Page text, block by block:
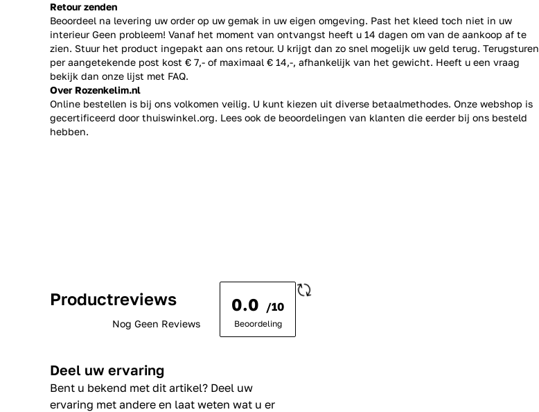
Retour zenden
Beoordeel na levering uw order op uw gemak in uw eigen omgeving. Past het kleed toch niet in uw
interieur Geen probleem! Vanaf het moment van ontvangst heeft u 14 dagen om van de aankoop af te
zien. Stuur het product ingepakt aan ons retour. U krijgt dan zo snel mogelijk uw geld terug. Terugsturen
per aangetekende post kost € 7,- of maximaal € 14,-, afhankelijk van het gewicht. Heeft u een vraag
bekijk dan onze lijst met FAQ.
Over Rozenkelim.nl
Online bestellen is bij ons volkomen veilig. U kunt kiezen uit diverse betaalmethodes. Onze webshop is
gecertificeerd door thuiswinkel.org. Lees ook de beoordelingen van klanten die eerder bij ons besteld
hebben.
Productreviews
Nog Geen Reviews
0.0 /10
Beoordeling
Deel uw ervaring
Bent u bekend met dit artikel? Deel uw
ervaring met andere en laat weten wat u er